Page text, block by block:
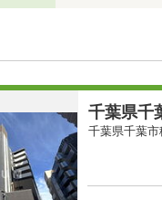
千葉県千
千葉県千葉市